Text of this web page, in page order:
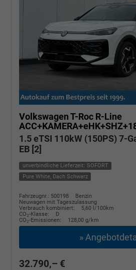
Volkswagen T-Roc R-Line
1.5 eTSI 110kW (150PS) 7-
EB [2]
unverbindliche Lieferzeit: SOFORT
Pure White, Dach Schwarz
Fahrzeugnr.: 500198
Benzin
Neuwagen mit Tageszulassung
Verbrauch kombiniert:
5,60 l/100km
CO2-Klasse:
D
CO2-Emissionen: 128,00 g/km
»
32.790,– €